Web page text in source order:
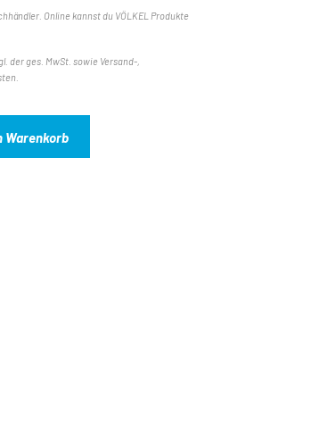
Online kannst du VÖLKEL Produkte
der ges. MwSt. sowie Versand-,
Warenkorb